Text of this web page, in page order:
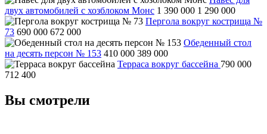
двух автомобилей с хозблоком Монс 1 390 000 1 290 000
Пергола вокруг кострища №
73 690 000 672 000
Обеденный стол
на десять персон № 153 410 000 389 000
Терраса вокруг бассейна 790 000
712 400
Вы смотрели